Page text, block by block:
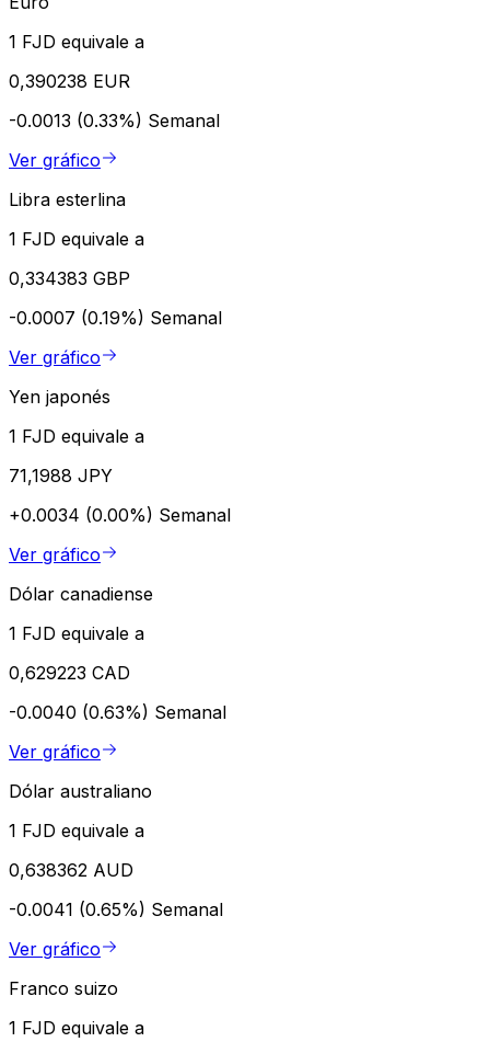
1 FJD equivale a
0,390238 EUR
-0.0013 (0.33%) Semanal
Ver gráfico
Libra esterlina
1 FJD equivale a
0,334383 GBP
-0.0007 (0.19%) Semanal
Ver gráfico
Yen japonés
1 FJD equivale a
71,1988 JPY
+0.0034 (0.00%) Semanal
Ver gráfico
Dólar canadiense
1 FJD equivale a
0,629223 CAD
-0.0040 (0.63%) Semanal
Ver gráfico
Dólar australiano
1 FJD equivale a
0,638362 AUD
-0.0041 (0.65%) Semanal
Ver gráfico
Franco suizo
1 FJD equivale a